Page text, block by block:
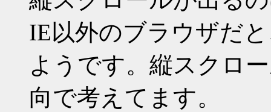
IE以外のブラウザだ
ようです。縦スクロ
向で考えてます。